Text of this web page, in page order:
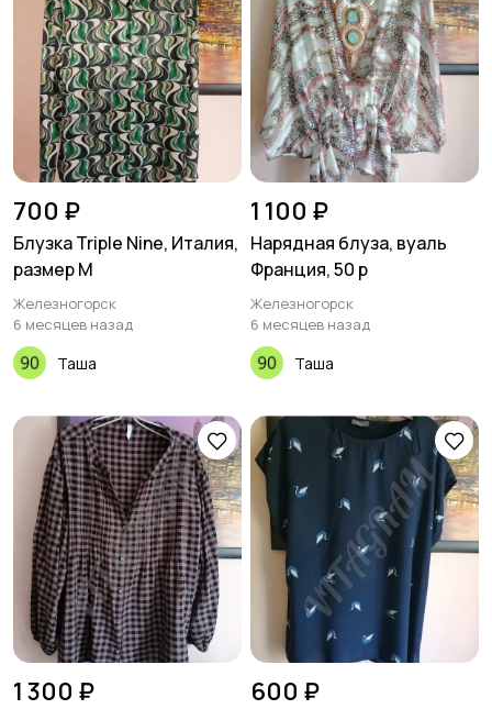
700 ₽
Блузка Triple Nine, Италия,
размер M
Железногорск
6 месяцев назад
Таша
1 100 ₽
Нарядная блуза, вуаль
Франция, 50 р
Железногорск
6 месяцев назад
Таша
1 300 ₽ 600 ₽